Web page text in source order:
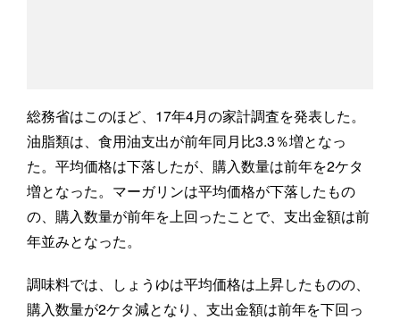
総務省はこのほど、17年4月の家計調査を発表した。
油脂類は、食用油支出が前年同月比3.3％増となっ
た。平均価格は下落したが、購入数量は前年を2ケタ
増となった。マーガリンは平均価格が下落したもの
の、購入数量が前年を上回ったことで、支出金額は前
年並みとなった。
調味料では、しょうゆは平均価格は上昇したものの、
購入数量が2ケタ減となり、支出金額は前年を下回っ